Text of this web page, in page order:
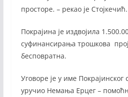
просторе. – рекао је Стојкечић.
Покрајина је издвојила
суфинансирања трошкова
бесповратна.
Уговоре је у име Покрајинског
уручио Немања Ерцег –